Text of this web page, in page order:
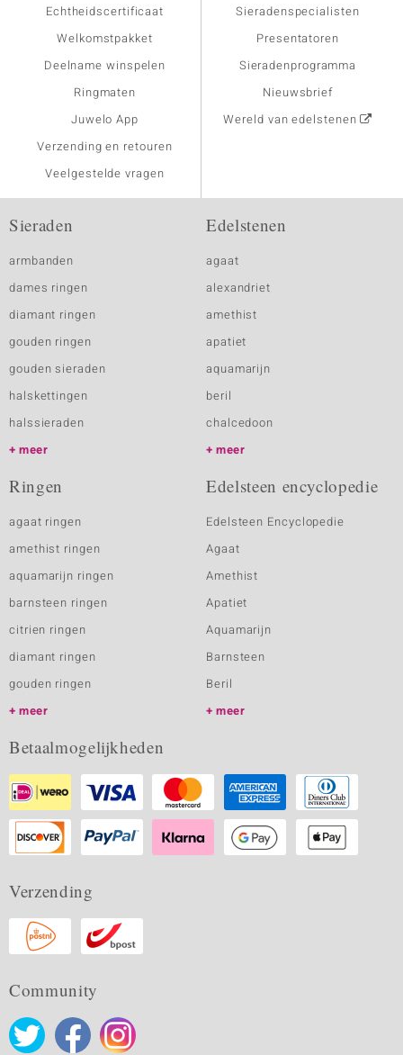
Echtheidscertificaat
Welkomstpakket
Deelname winspelen
Ringmaten
Juwelo App
Verzending en retouren
Veelgestelde vragen
Sieradenspecialisten
Presentatoren
Sieradenprogramma
Nieuwsbrief
Wereld van edelstenen
Sieraden
armbanden
dames ringen
diamant ringen
gouden ringen
gouden sieraden
halskettingen
halssieraden
meer
Edelstenen
agaat
alexandriet
amethist
apatiet
aquamarijn
beril
chalcedoon
meer
Ringen
agaat ringen
amethist ringen
aquamarijn ringen
barnsteen ringen
citrien ringen
diamant ringen
gouden ringen
meer
Edelsteen encyclopedie
Edelsteen Encyclopedie
Agaat
Amethist
Apatiet
Aquamarijn
Barnsteen
Beril
meer
Betaalmogelijkheden
Verzending
Community